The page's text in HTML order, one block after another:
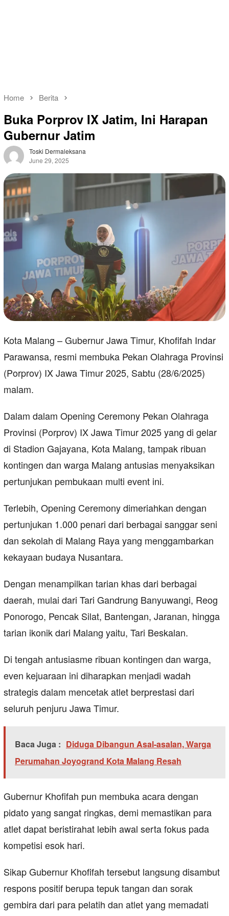
Home Berita
Buka Porprov IX Jatim, Ini Harapan
Gubernur Jatim
Toski Dermaleksana
June 29, 2025
Kota Malang – Gubernur Jawa Timur, Khofifah Indar
Parawansa, resmi membuka Pekan Olahraga Provinsi
(Porprov) IX Jawa Timur 2025, Sabtu (28/6/2025)
malam.
Dalam dalam Opening Ceremony Pekan Olahraga
Provinsi (Porprov) IX Jawa Timur 2025 yang di gelar
di Stadion Gajayana, Kota Malang, tampak ribuan
kontingen dan warga Malang antusias menyaksikan
pertunjukan pembukaan multi event ini.
Terlebih, Opening Ceremony dimeriahkan dengan
pertunjukan 1.000 penari dari berbagai sanggar seni
dan sekolah di Malang Raya yang menggambarkan
kekayaan budaya Nusantara.
Dengan menampilkan tarian khas dari berbagai
daerah, mulai dari Tari Gandrung Banyuwangi, Reog
Ponorogo, Pencak Silat, Bantengan, Jaranan, hingga
tarian ikonik dari Malang yaitu, Tari Beskalan.
Di tengah antusiasme ribuan kontingen dan warga,
even kejuaraan ini diharapkan menjadi wadah
strategis dalam mencetak atlet berprestasi dari
seluruh penjuru Jawa Timur.
Baca Juga : Diduga Dibangun Asal-asalan, Warga
Perumahan Joyogrand Kota Malang Resah
Gubernur Khofifah pun membuka acara dengan
pidato yang sangat ringkas, demi memastikan para
atlet dapat beristirahat lebih awal serta fokus pada
kompetisi esok hari.
Sikap Gubernur Khofifah tersebut langsung disambut
respons positif berupa tepuk tangan dan sorak
gembira dari para pelatih dan atlet yang memadati